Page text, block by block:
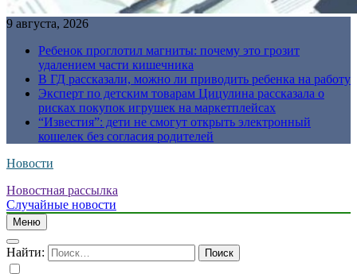
9 августа, 2026
Ребенок проглотил магниты: почему это грозит
удалением части кишечника
В ГД рассказали, можно ли приводить ребенка на работу
Эксперт по детским товарам Цицулина рассказала о
рисках покупок игрушек на маркетплейсах
“Известия”: дети не смогут открыть электронный
кошелек без согласия родителей
Новости
Новостная рассылка
Случайные новости
Меню
Найти: